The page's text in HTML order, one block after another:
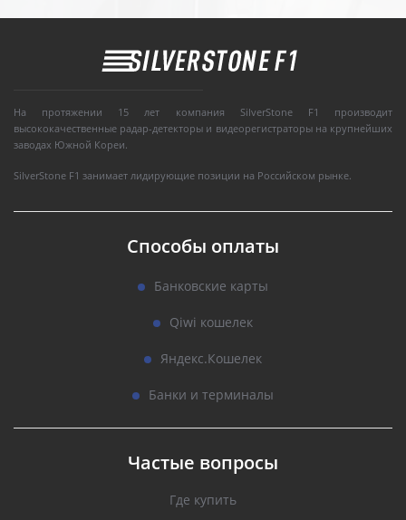
На протяжении 15 лет компания SilverStone F1 производит
высококачественные радар-детекторы и видеорегистраторы на крупнейших
заводах Южной Кореи.
SilverStone F1 занимает лидирующие позиции на Российском рынке.
Способы оплаты
Банковские карты
Qiwi кошелек
Яндекс.Кошелек
Банки и терминалы
Частые вопросы
Где купить